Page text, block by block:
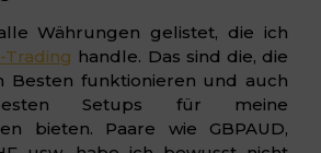
Währungen gelistet, die ich
Trading handle. Das sind die, die
Besten funktionieren und auch
Setups für meine
bieten. Paare wie GBPAUD,